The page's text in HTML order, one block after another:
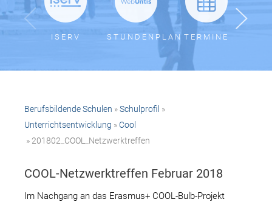
ISERV STUNDENPLAN TERMINE
Berufsbildende Schulen »Schulprofil »
Unterrichtsentwicklung »Cool
» 201802_COOL_Netzwerktreffen
COOL-Netzwerktreffen Februar 2018
Im Nachgang an das Erasmus+ COOL-Bulb-Projekt